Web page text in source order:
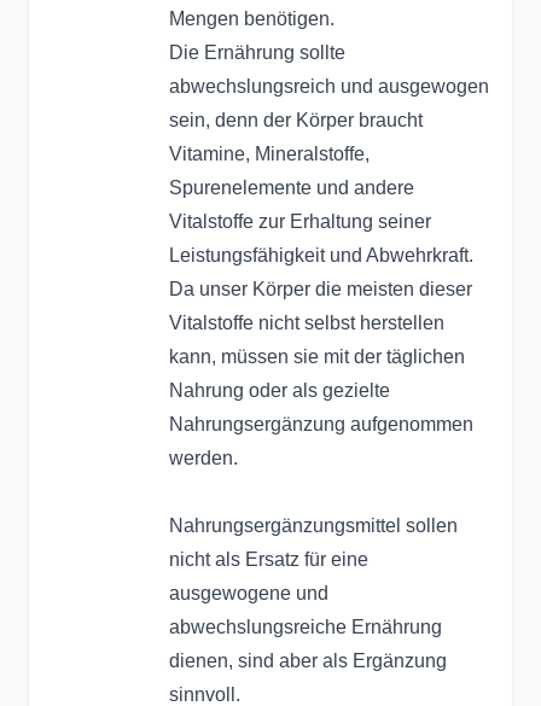
Mengen benötigen.
Die Ernährung sollte
abwechslungsreich und ausgewogen
sein, denn der Körper braucht
Vitamine, Mineralstoffe,
Spurenelemente und andere
Vitalstoffe zur Erhaltung seiner
Leistungsfähigkeit und Abwehrkraft.
Da unser Körper die meisten dieser
Vitalstoffe nicht selbst herstellen
kann, müssen sie mit der täglichen
Nahrung oder als gezielte
Nahrungsergänzung aufgenommen
werden.
Nahrungsergänzungsmittel sollen
nicht als Ersatz für eine
ausgewogene und
abwechslungsreiche Ernährung
dienen, sind aber als Ergänzung
sinnvoll.